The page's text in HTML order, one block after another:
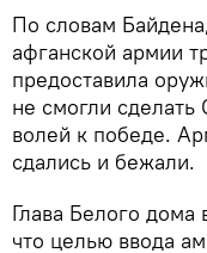
По словам
афганской армии
предоставила
не смогли
волей к победе.
сдались и бежали.
Глава Белого дома
что целью ввода